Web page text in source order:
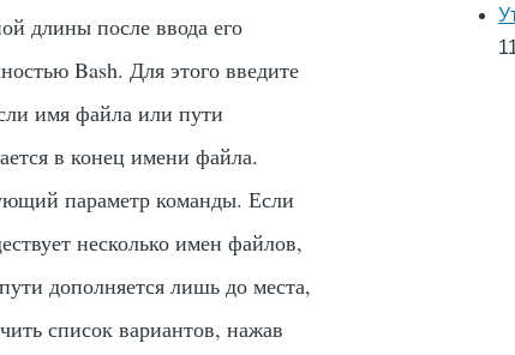
длины после ввода его
Bash. Для этого введите
имя файла или пути
в конец имени файла.
параметр команды. Если
несколько имен файлов,
дополняется лишь до места,
список вариантов, нажав